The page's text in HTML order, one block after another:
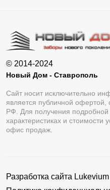
© 2014-2024
Новый Дом - Ставрополь
Сайт носит исключительно
является публичной
РФ. Для получения
характеристиках и стоимости
офис продаж.
Разработка сайта Lukevium